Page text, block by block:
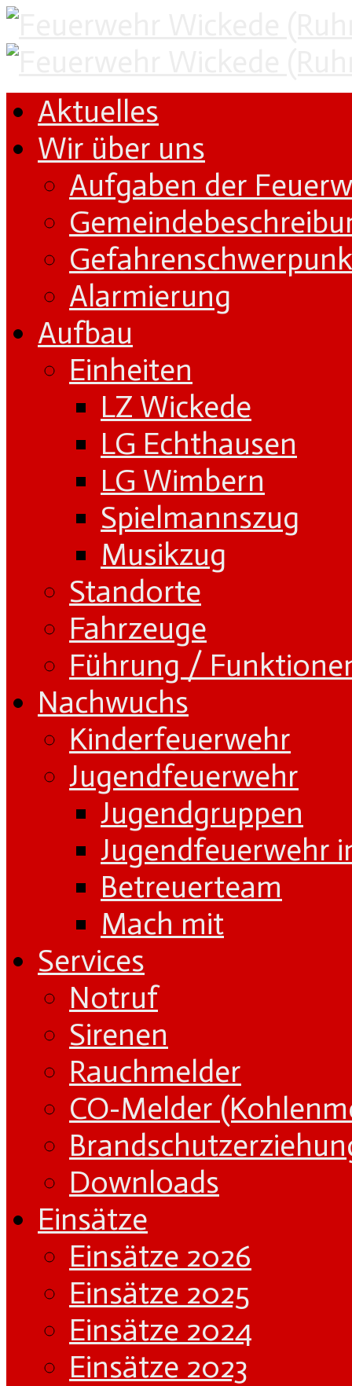
Aktuelles
Wir über uns
Aufgaben der
Alarmierung
Aufbau
Einheiten
LZ Wickede
LG Echthausen
LG Wimbern
Spielmannszug
Musikzug
Standorte
Fahrzeuge
Führung /
Nachwuchs
Kinderfeuerwehr
Jugendfeuerwehr
Jugendgruppen
Jugendfeuerwehr
Betreuerteam
Mach mit
Services
Notruf
Sirenen
Rauchmelder
CO-Melder
Downloads
Einsätze
Einsätze 2026
Einsätze 2025
Einsätze 2024
Einsätze 2023